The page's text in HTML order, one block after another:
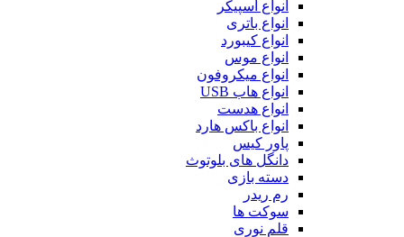
انواع اسپیکر
انواع باتری
انواع کیبورد
انواع موس
انواع میکروفون
انواع هاب USB
انواع هدست
انواع باکس هارد
پاور کیس
دانگل های بلوتوث
دسته بازی
رم ریدر
سوکت ها
قلم نوری